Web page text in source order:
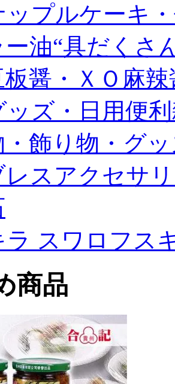
ップルケーキ
油“具だくさ
板醤・ＸＯ麻辣
ッズ・日用便
飾り物・グ
レスアクセサ
ラ スワロフス
商品